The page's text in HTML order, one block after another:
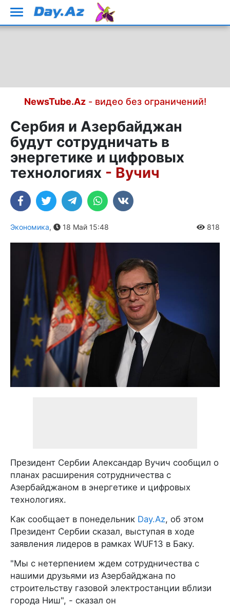
NewsTube.Az- видео без ограничений!
Сербия и Азербайджан
будут сотрудничать в
энергетике и цифровых
технологиях - Вучич
Экономика, 18 Май 15:48 818
Президент Сербии Александар Вучич сообщил о
планах расширения сотрудничества с
Азербайджаном в энергетике и цифровых
технологиях.
Как сообщает в понедельник Day.Az, об этом
Президент Сербии сказал, выступая в ходе
заявления лидеров в рамках WUF13 в Баку.
"Мы с нетерпением ждем сотрудничества с
нашими друзьями из Азербайджана по
строительству газовой электростанции вблизи
города Ниш", - сказал он